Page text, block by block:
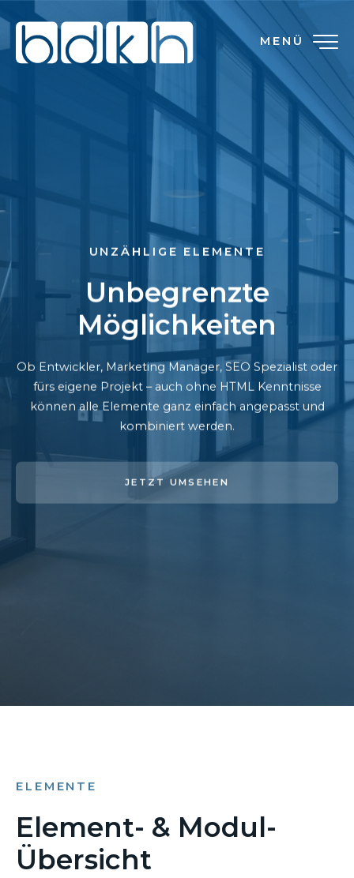
MENÜ
UNZÄHLIGE ELEMENTE
Unbegrenzte
Möglichkeiten
Ob Entwickler, Marketing Manager, SEO Spezialist oder
fürs eigene Projekt – auch ohne HTML Kenntnisse
können alle Elemente ganz einfach angepasst und
kombiniert werden.
JETZT UMSEHEN
ELEMENTE
Element- & Modul-
Übersicht